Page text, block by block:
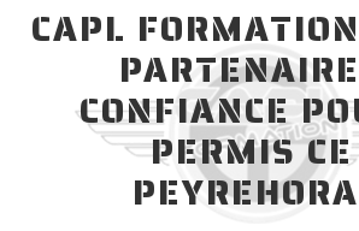
CAPL
CONFIANCE
PERMIS